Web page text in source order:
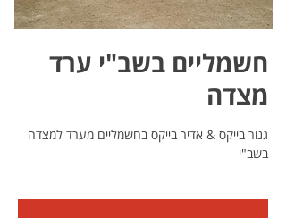
חשמליים בשב"י ערד
מצדה
גנור בייקס & אדיר בייקס בחשמליים מערד למצדה